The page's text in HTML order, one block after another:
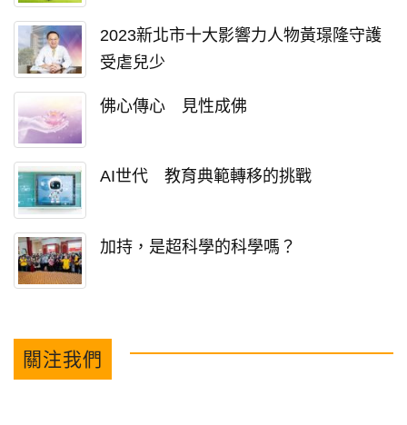
2023新北市十大影響力人物黃璟隆守護
受虐兒少
佛心傳心 見性成佛
AI世代 教育典範轉移的挑戰
加持，是超科學的科學嗎？
關注我們